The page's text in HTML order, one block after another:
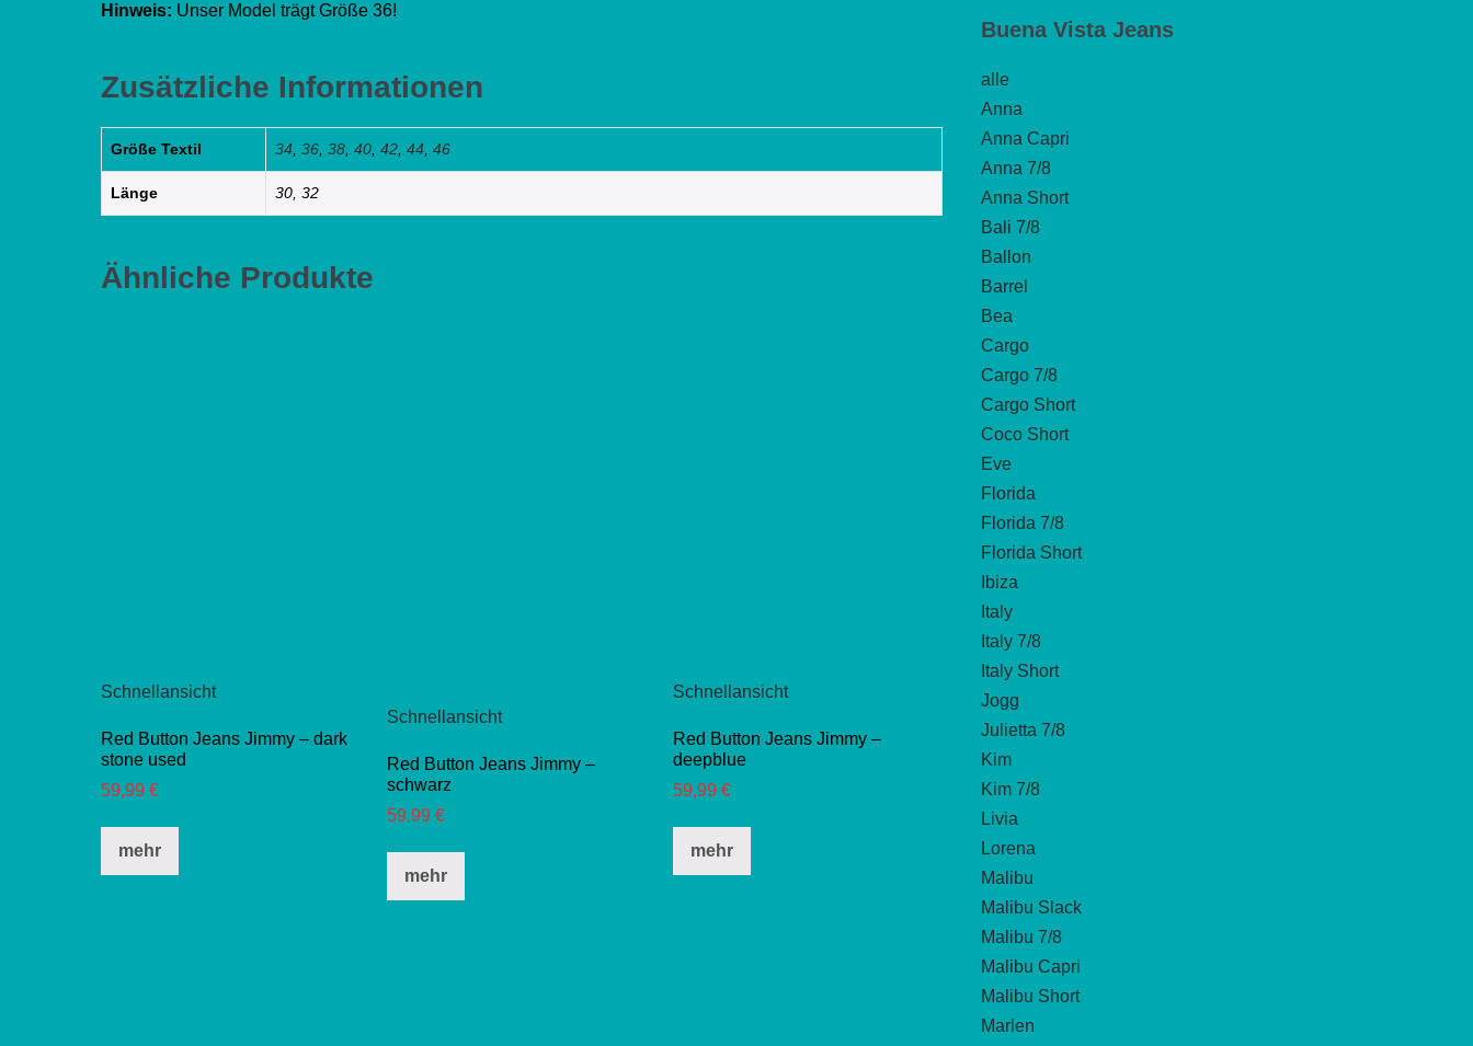
Hinweis: Unser Model trägt Größe 36!
Zusätzliche Informationen
Größe Textil 34, 36, 38, 40, 42, 44, 46
Länge 30, 32
Ähnliche Produkte
Schnellansicht
Red Button Jeans Jimmy – dark
stone used
59,99 €
mehr
Dieses
Schnellansicht
Red Button Jeans Jimmy –
schwarz
59,99€
mehr
Dieses
Schnellansicht
Red Button Jeans Jimmy –
deepblue
59,99€
mehr
Dieses
Buena Vista Jeans
alle
Anna
Anna Capri
Anna 7/8
Anna Short
Bali 7/8
Ballon
Barrel
Bea
Cargo
Cargo 7/8
Cargo Short
Coco Short
Eve
Florida
Florida 7/8
Florida Short
Ibiza
Italy
Italy 7/8
Italy Short
Jogg
Julietta 7/8
Kim
Kim 7/8
Livia
Lorena
Malibu
Malibu Slack
Malibu 7/8
Malibu Capri
Malibu Short
Marlen